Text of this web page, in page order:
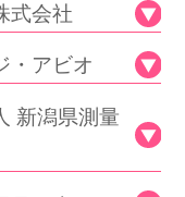
式会社
・アビオ
新潟県測量